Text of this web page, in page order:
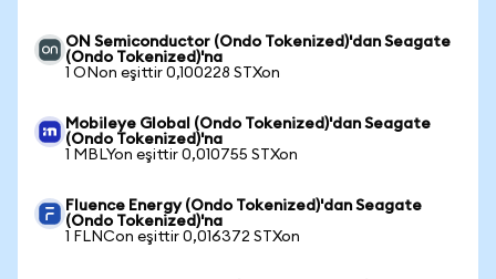
ON Semiconductor (Ondo Tokenized)'dan Seagate
(Ondo Tokenized)'na
1 ONon eşittir 0,100228 STXon
Mobileye Global (Ondo Tokenized)'dan Seagate
(Ondo Tokenized)'na
1 MBLYon eşittir 0,010755 STXon
Fluence Energy (Ondo Tokenized)'dan Seagate
(Ondo Tokenized)'na
1 FLNCon eşittir 0,016372 STXon